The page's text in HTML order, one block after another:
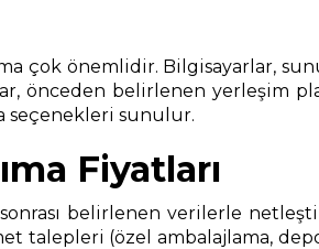
çok önemlidir. Bilgisayarlar,
önceden belirlenen yerleşim
seçenekleri sunulur.
Fiyatları
belirlenen verilerle
(özel ambalajlama,